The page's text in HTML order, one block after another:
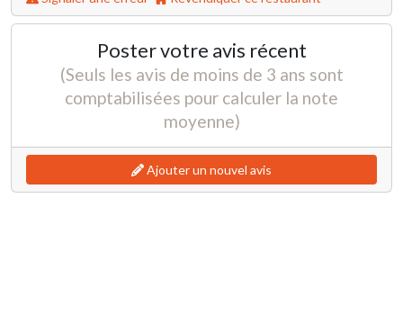
Poster votre avis récent
(Seuls les avis de moins de 3 ans sont
comptabilisées pour calculer la note
moyenne)
Ajouter un nouvel avis